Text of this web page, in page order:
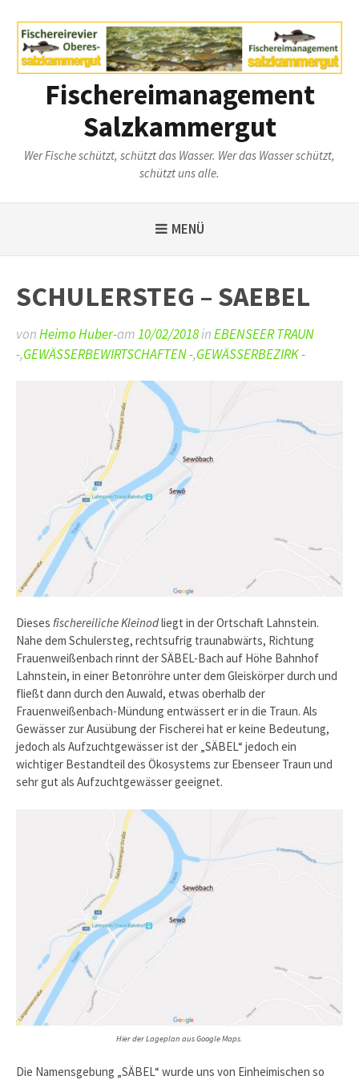
zum
Inhalt
Fischereimanagement
Salzkammergut
Wer Fische schützt, schützt das Wasser. Wer das Wasser schützt,
schützt uns alle.
MENÜ
SCHULERSTEG – SAEBEL
vonHeimo Huber-am10/02/2018inEBENSEER TRAUN
-,GEWÄSSERBEWIRTSCHAFTEN -,GEWÄSSERBEZIRK -
Dieses fischereiliche Kleinodliegt in der Ortschaft Lahnstein.
Nahe dem Schulersteg, rechtsufrig traunabwärts, Richtung
Frauenweißenbach rinnt der SÄBEL-Bach auf Höhe Bahnhof
Lahnstein, in einer Betonröhre unter dem Gleiskörper durch und
fließt dann durch den Auwald, etwas oberhalb der
Frauenweißenbach-Mündung entwässert er in die Traun. Als
Gewässer zur Ausübung der Fischerei hat er keine Bedeutung,
jedoch als Aufzuchtgewässer ist der „SÄBEL“ jedoch ein
wichtiger Bestandteil des Ökosystems zur Ebenseer Traun und
sehr gut als Aufzuchtgewässer geeignet.
Hier der Lageplan aus Google Maps.
Die Namensgebung „SÄBEL“ wurde uns von Einheimischen so